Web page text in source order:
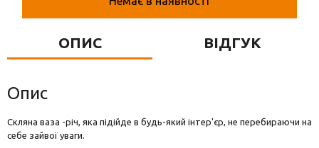
Фігурки та статуетки
ОПИС ВІДГУК
Опис
Скляна ваза -річ, яка підійде в будь-який інтер'єр, не перебираючи на
себе зайвої уваги.